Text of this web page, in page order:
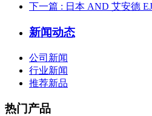
下一篇 : 日本 AND 艾安德
新闻动态
公司新闻
行业新闻
推荐新品
热门产品